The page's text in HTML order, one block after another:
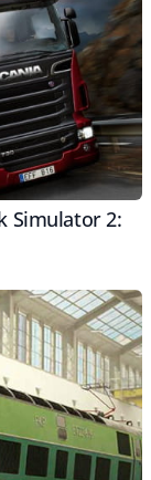
Simulator 2: